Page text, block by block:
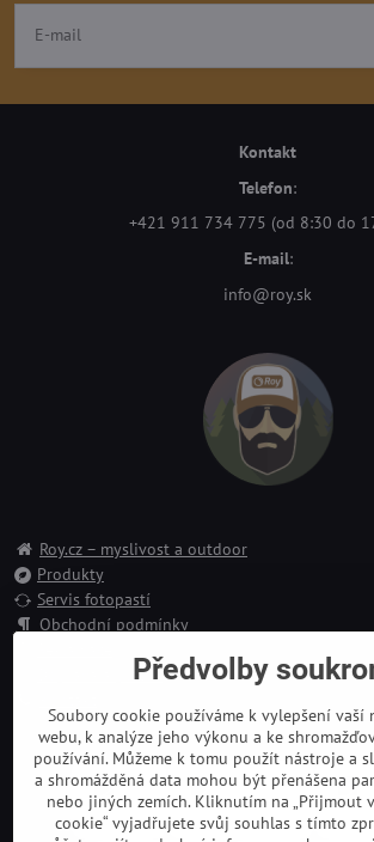
Kontakt
Telefon:
+421 911 734 775 (od 8:30 do
E-mail:
info@roy.sk
Roy.cz – myslivost a outdoor
Produkty
Servis fotopastí
Obchodní podmínky
Doprava a platbaPředvolby
Soubory cookie používáme k vylepšení vaší
webu, k analýze jeho výkonu a ke
používání. Můžeme k tomu použít nástroje a
a shromážděná data mohou být přenášena
nebo jiných zemích. Kliknutím na „Přijmout
cookie“ vyjadřujete svůj souhlas s tímto